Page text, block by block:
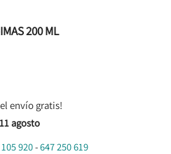
200 ML
envío gratis!
agosto
920-647 250 619